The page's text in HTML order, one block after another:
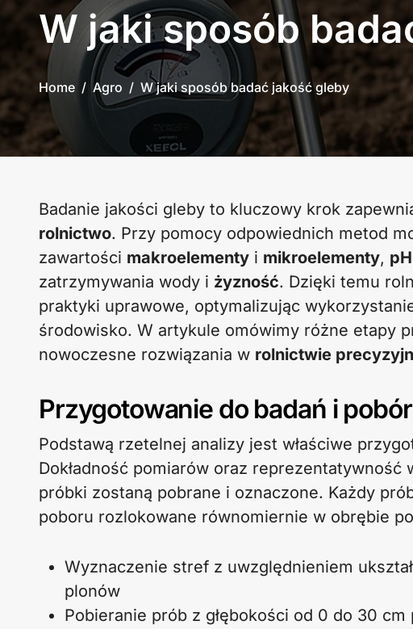
W jaki sposób
Home Agro W jaki sposób badać jakość gleby
Badanie jakości gleby to kluczowy krok
rolnictwo. Przy pomocy odpowiednich metod
zawartości makroelementy i mikroelementy, pH
zatrzymywania wody i żyzność. Dzięki temu
praktyki uprawowe, optymalizując
środowisko. W artykule omówimy różne etapy
nowoczesne rozwiązania w rolnictwie
Przygotowanie do badań i
Podstawą rzetelnej analizy jest właściwe
Dokładność pomiarów oraz
próbki zostaną pobrane i oznaczone. Każdy
poboru rozlokowane równomiernie w obrębie
Wyznaczenie stref z uwzględnieniem
plonów
Pobieranie prób z głębokości od 0 do 30